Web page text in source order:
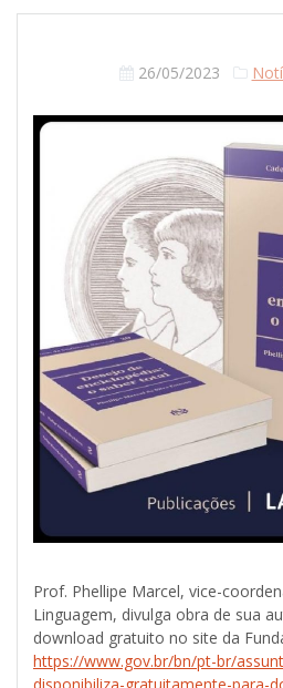
26/05/2023
Prof. Phellipe Marcel, vice-
Linguagem, divulga obra de sua
download gratuito no site da
https://www.gov.br/bn/pt-br/